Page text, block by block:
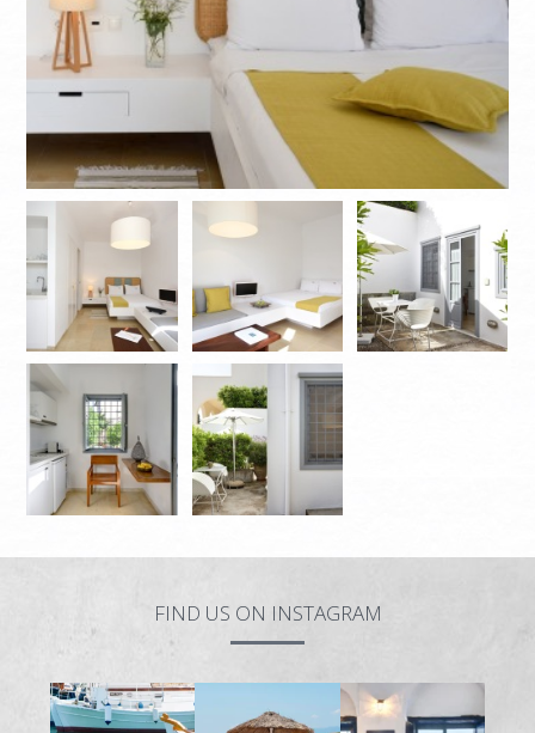
FIND US ON INSTAGRAM